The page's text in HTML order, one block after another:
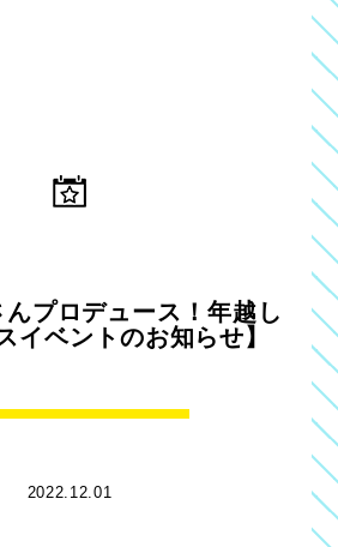
んプロデュース！年越し
イベントのお知らせ】
2022.12.01